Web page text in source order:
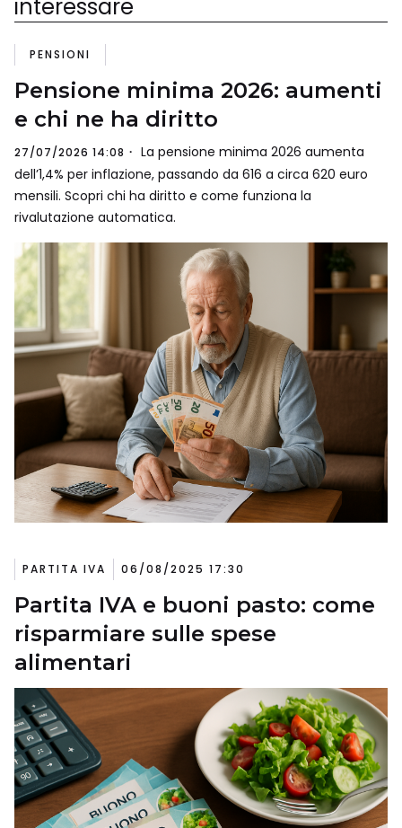
interessare
PENSIONI
Pensione minima 2026: aumenti
e chi ne ha diritto
27/07/2026 14:08
La pensione minima 2026 aumenta
dell’1,4% per inflazione, passando da 616 a circa 620 euro
mensili. Scopri chi ha diritto e come funziona la
rivalutazione automatica.
PARTITA IVA 06/08/2025 17:30
Partita IVA e buoni pasto: come
risparmiare sulle spese
alimentari